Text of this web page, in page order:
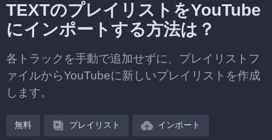
TEXTのプレイリストをYouTube
にインポートする方法は？
各トラックを手動で追加せずに、プレイリストフ
ァイルからYouTubeに新しいプレイリストを作成
します。
無料 プレイリスト インポート